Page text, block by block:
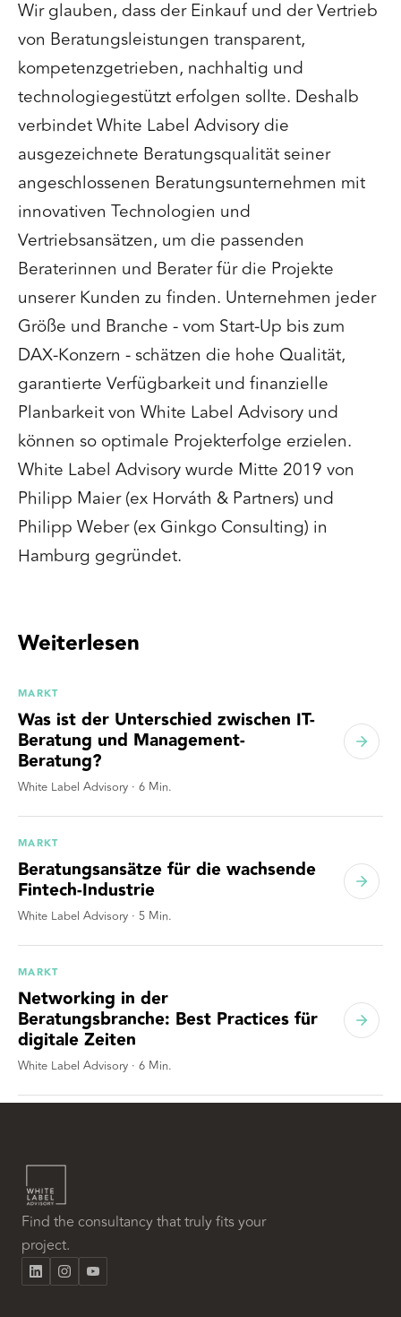
Wir glauben, dass der Einkauf und der Vertrieb
von Beratungsleistungen transparent,
kompetenzgetrieben, nachhaltig und
technologiegestützt erfolgen sollte. Deshalb
verbindet White Label Advisory die
ausgezeichnete Beratungsqualität seiner
angeschlossenen Beratungsunternehmen mit
innovativen Technologien und
Vertriebsansätzen, um die passenden
Beraterinnen und Berater für die Projekte
unserer Kunden zu finden. Unternehmen jeder
Größe und Branche - vom Start-Up bis zum
DAX-Konzern - schätzen die hohe Qualität,
garantierte Verfügbarkeit und finanzielle
Planbarkeit von White Label Advisory und
können so optimale Projekterfolge erzielen.
White Label Advisory wurde Mitte 2019 von
Philipp Maier (ex Horváth & Partners) und
Philipp Weber (ex Ginkgo Consulting) in
Hamburg gegründet.
Weiterlesen
MARKT
Was ist der Unterschied zwischen IT-
Beratung und Management-
Beratung?
White Label Advisory · 6 Min.
MARKT
Beratungsansätze für die wachsende
Fintech-Industrie
White Label Advisory · 5 Min.
MARKT
Networking in der
Beratungsbranche: Best Practices für
digitale Zeiten
White Label Advisory · 6 Min.
Find the consultancy that truly fits your
project.